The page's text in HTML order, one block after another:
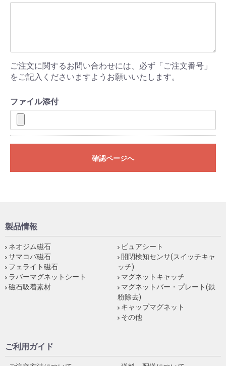
ご注文に関するお問い合わせには、必ず「ご注文番号」
をご記入くださいますようお願いいたします。
ファイル添付
確認ページへ
製品情報
ネオジム磁石
サマコバ磁石
フェライト磁石
ラバーマグネットシート
磁石吸着素材
ビュアシート
開閉検知センサ(スイッチキャ
ッチ)
マグネットキャッチ
マグネットバー・プレート(鉄
粉除去)
キャップマグネット
その他
ご利用ガイド